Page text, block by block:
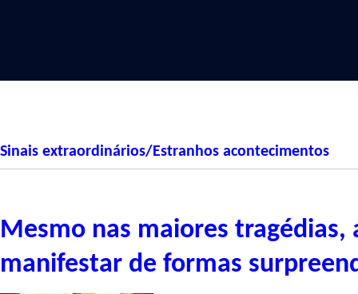
Sinais extraordinários/Estranhos acontecimentos
Mesmo nas maiores
manifestar de formas